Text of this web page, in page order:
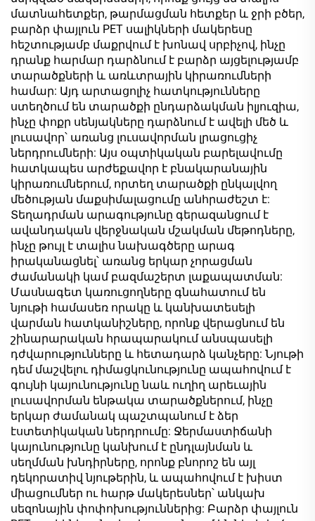
մատնահետքեր, թարմացման հետքեր և ջրի բծեր,
բարձր փայլուն PET սալիկների մակերեսը
հեշտությամբ մաքրվում է խոնավ սրբիչով, ինչը
դրանք հարմար դարձնում է բարձր այցելությամբ
տարածքների և առևտրային կիրառումների
համար: Այդ արտացոլիչ հատկությունները
ստեղծում են տարածքի ընդարձակման իլյուզիա,
ինչը փոքր սենյակները դարձնում է ավելի մեծ և
լուսավոր՝ առանց լուսավորման լրացուցիչ
ներդրումների: Այս օպտիկական բարելավումը
հատկապես արժեքավոր է բնակարանային
կիրառումներում, որտեղ տարածքի ընկալվող
մեծության մաքսիմալացումը անհրաժեշտ է:
Տեղադրման արագությունը գերազանցում է
ավանդական վերջնական մշակման մեթոդները,
ինչը թույլ է տալիս նախագծերը արագ
իրականացնել՝ առանց երկար չորացման
ժամանակի կամ բազմաշերտ լաքապատման:
Մասնագետ կառուցողները գնահատում են
նյութի համասեռ որակը և կանխատեսելի
վարման հատկանիշները, որոնք վերացնում են
շինարարական հրապարակում անսպասելի
դժվարությունները և հետադարձ կանչերը: Նյութի
դեմ մաշվելու դիմացկունությունը ապահովում է
գույնի կայունությունը նաև ուղիղ արեւային
լուսավորման ենթակա տարածքներում, ինչը
երկար ժամանակ պաշտպանում է ձեր
էստետիկական ներդրումը: Ջերմաստիճանի
կայունությունը կանխում է ընդլայնման և
սեղմման խնդիրները, որոնք բնորոշ են այլ
դեկորատիվ նյութերին, և ապահովում է խիստ
միացումներ ու հարթ մակերեսներ՝ անկախ
սեզոնային փոփոխություններից: Բարձր փայլուն